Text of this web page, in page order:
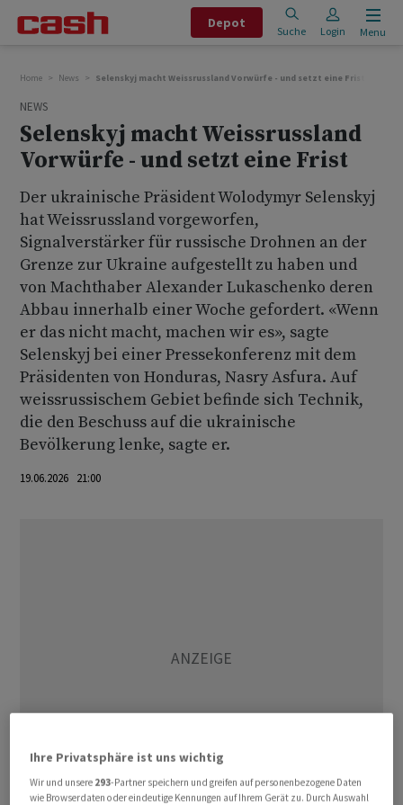
Depot
Suche Login Menu
Home News Selenskyj macht Weissrussland Vorwürfe - und setzt eine Frist
NEWS
Selenskyj macht Weissrussland
Vorwürfe - und setzt eine Frist
Der ukrainische Präsident Wolodymyr Selenskyj
hat Weissrussland vorgeworfen,
Signalverstärker für russische Drohnen an der
Grenze zur Ukraine aufgestellt zu haben und
von Machthaber Alexander Lukaschenko deren
Abbau innerhalb einer Woche gefordert. «Wenn
er das nicht macht, machen wir es», sagte
Selenskyj bei einer Pressekonferenz mit dem
Präsidenten von Honduras, Nasry Asfura. Auf
weissrussischem Gebiet befinde sich Technik,
die den Beschuss auf die ukrainische
Bevölkerung lenke, sagte er.
19.06.2026 21:00
Ihre Privatsphäre ist uns wichtig
Wir und unsere 293-Partner speichern und greifen auf personenbezogene Daten
wie Browserdaten oder eindeutige Kennungen auf Ihrem Gerät zu. Durch Auswahl